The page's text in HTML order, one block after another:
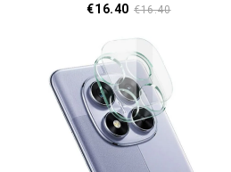
€16.40 €16.40